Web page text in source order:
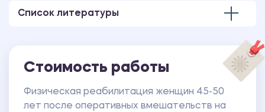
Специальный опросник качества жизни пациентов
Список литературы
Стоимость работы
Физическая реабилитация женщин 45-50
лет после оперативных вмешательств на